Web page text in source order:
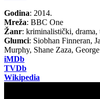
Godina: 2014.
Mreža: BBC One
Žanr: kriminalistički, drama,
Glumci: Siobhan Finneran,
Murphy, Shane Zaza,
iMDb
TVDb
Wikipedia